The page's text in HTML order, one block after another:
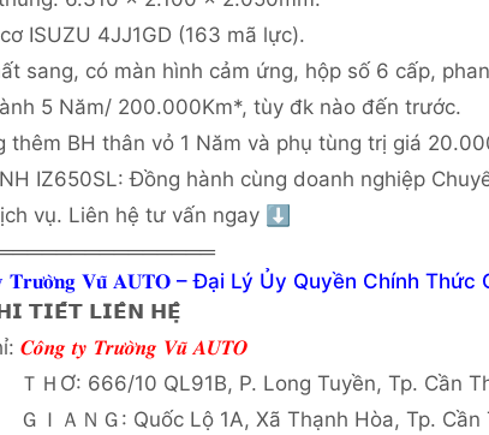
ISUZU 4JJ1GD (163 mã lực).
sang, có màn hình cảm ứng, hộp số 6 cấp,
5 Năm/ 200.000Km*, tùy đk nào đến trước.
thêm BH thân vỏ 1 Năm và phụ tùng trị giá
IZ650SL: Đồng hành cùng doanh nghiệp
vụ. Liên hệ tư vấn ngay ⬇️
𝐓𝐫𝐮̛𝐨̛̀𝐧𝐠 𝐕𝐮̃ 𝐀𝐔𝐓𝐎 – Đại Lý Ủy Quyền Chính Thức
𝗧𝗜𝗘̂́𝗧 𝗟𝗜𝗘̂𝗡 𝗛𝗘̣̂
𝑪𝒐̂𝒏𝒈 𝒕𝒚 𝑻𝒓𝒖̛𝒐̛̀𝒏𝒈 𝑽𝒖̃ 𝑨𝑼𝑻𝑶
ＴＨƠ: 666/10 QL91B, P. Long Tuyền, Tp. Cần
ＧＩＡＮＧ: Quốc Lộ 1A, Xã Thạnh Hòa, Tp. Cần